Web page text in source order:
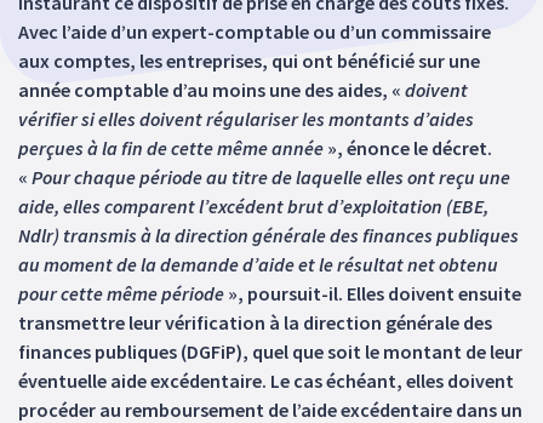
Avec l’aide d’un expert-comptable ou d’un commissaire
aux comptes, les entreprises, qui ont bénéficié sur une
année comptable d’au moins une des aides, « doivent
vérifier si elles doivent régulariser les montants d’aides
perçues à la fin de cette même année », énonce le décret.
« Pour chaque période au titre de laquelle elles ont reçu une
aide, elles comparent l’excédent brut d’exploitation (EBE,
Ndlr) transmis à la direction générale des finances publiques
au moment de la demande d’aide et le résultat net obtenu
pour cette même période », poursuit-il. Elles doivent ensuite
transmettre leur vérification à la direction générale des
finances publiques (DGFiP), quel que soit le montant de leur
éventuelle aide excédentaire. Le cas échéant, elles doivent
procéder au remboursement de l’aide excédentaire dans un